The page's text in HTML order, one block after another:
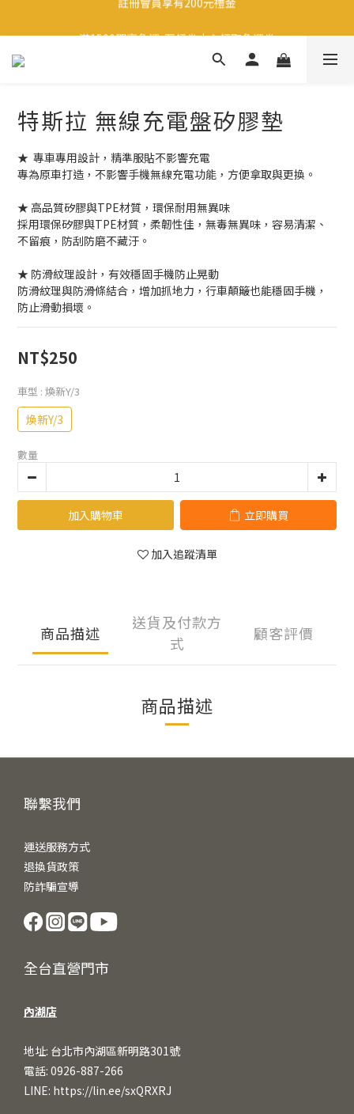
滿1500即享免運-至領卷中心領取免運卷
生日當天享有200元禮金
特斯拉 無線充電盤矽膠墊
★  專車專用設計，精準服貼不影響充電
專為原車打造，不影響手機無線充電功能，方便拿取與更換。
★ 高品質矽膠與TPE材質，環保耐用無異味
採用環保矽膠與TPE材質，柔韌性佳，無毒無異味，容易清潔、
不留痕，防刮防磨不藏汙。
★ 防滑紋理設計，有效穩固手機防止晃動
防滑紋理與防滑條結合，增加抓地力，行車顛簸也能穩固手機，
防止滑動損壞。
NT$250
車型 : 煥新Y/3
煥新Y/3
數量
加入購物車 立即購買
加入追蹤清單
商品描述
送貨及付款方
式
顧客評價
商品描述
聯繫我們
運送服務方式
退換貨政策
防詐騙宣導
全台直營門市
內湖店
地址: 台北市內湖區新明路301號
電話: 0926-887-266
LINE: https://lin.ee/sxQRXRJ